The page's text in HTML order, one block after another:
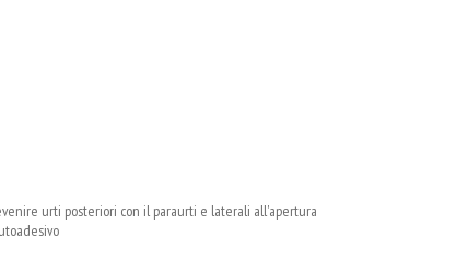
urti posteriori con il paraurti e laterali all'apertura